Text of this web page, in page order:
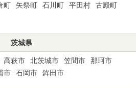
町 矢祭町 石川町 平田村
古殿町
茨城県
高萩市 北茨城市 笠間市
那珂市
市 石岡市 鉾田市